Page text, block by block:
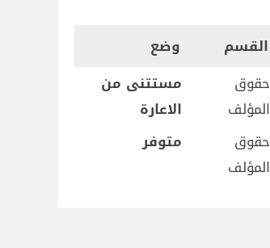
القسم
وضع
حقوق
المؤلف
مستتنى من
الاعارة
حقوق
المؤلف
متوفر